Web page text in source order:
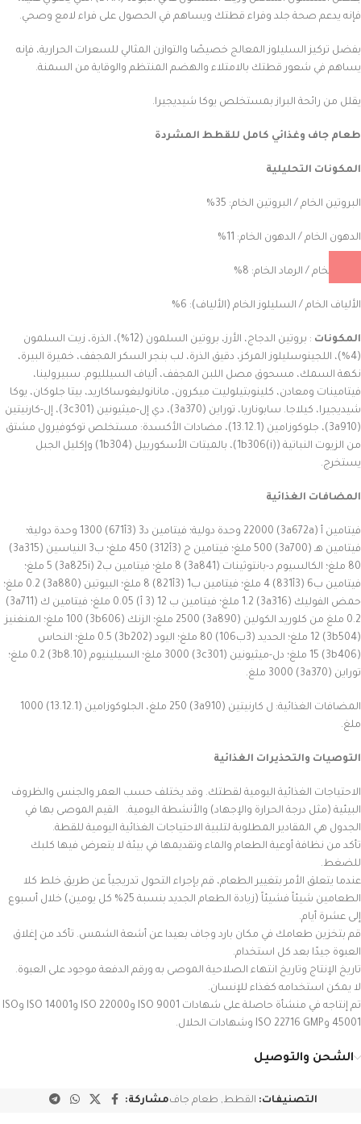
فإنه يدعم صحة جلد وفراء قطتك ويساهم في الحصول على فراء لامع وصحي.
بفضل تركيز السليلوز المعالج خصيصًا والتوازن المثالي للسعرات الحرارية، فإنه
يساهم في شعور قطتك بالامتلاء والهضم المنتظم والوقاية من السمنة.
يقلل من رائحة البراز بمستخلص يوكا شيديجيرا.
طعام جاف وغذائي كامل للقطط المشردة
المكونات التحليلية
البروتين الخام / البروتين الخام: 35%
الدهون الخام / الدهون الخام: 11%
الرماد الخام / الرماد الخام: 8%
الألياف الخام / السليلوز الخام (الألياف): 6%
المكونات
: بروتين الدجاج، الأرز، بروتين السلمون (12%)، الذرة، زيت السلمون
(4%)، اللجينوسليلوز المركز، دقيق الذرة، لب بنجر السكر المجفف، خميرة البيرة،
نكهة السمك، مسحوق مصل اللبن المجفف، ألياف السيلليوم. سبيرولينا،
فيتامينات ومعادن، كلينوبتيلوليت ميكرون، مانانوليغوساكاريد، بيتا جلوكان، يوكا
شيديجيرا، كيلاجا. سابوناريا، توراين (3a370)، دي إل-ميثيونين (3c301)، إل-كارنيتين
(3a910)، جلوكوزامين (13.12.1)، مضادات الأكسدة: مستخلص توكوفيرول مشتق
من الزيوت النباتية (1b306(i))، بالميتات الأسكوربيل (1b304) وإكليل الجبل
يستخرج.
المضافات الغذائية
فيتامين أ (3a672a) 22000 وحدة دولية؛ فيتامين د3 (3أ671) 1300 وحدة دولية؛
فيتامين هـ (3a700) 500 ملغ؛ فيتامين ج (3أ312) 450 ملغ؛ ب3 النياسين (3a315)
80 ملغ؛ الكالسيوم د-بانتوثينات (3a841) 8 ملغ؛ فيتامين ب2 (3a825i) 5 ملغ؛
فيتامين ب6 (3أ831) 4 ملغ؛ فيتامين ب1 (3أ821) 8 ملغ؛ البيوتين (3a880) 0.2 ملغ؛
حمض الفوليك (3a316) 1.2 ملغ؛ فيتامين ب 12 (3 أ) 0.05 ملغ؛ فيتامين ك (3a711)
0.2 ملغ من كلوريد الكولين (3a890) 2500 ملغ؛ الزنك (3b606) 100 ملغ؛ المنغنيز
(3b504) 12 ملغ؛ الحديد (3ب106) 80 ملغ؛ اليود (3b202) 0.5 ملغ؛ النحاس
(3b406) 15 ملغ؛ دل-ميثيونين (3c301) 3000 ملغ؛ السيلينيوم (3b8.10) 0.2 ملغ؛
توراين (3a370) 3000 ملغ.
المضافات الغذائية: ل كارنيتين (3a910) 250 ملغ، الجلوكوزامين (13.12.1) 1000
ملغ.
التوصيات والتحذيرات الغذائية
الاحتياجات الغذائية اليومية لقطتك. وقد يختلف حسب العمر والجنس والظروف
البيئية (مثل درجة الحرارة والإجهاد) والأنشطة اليومية. القيم الموصى بها في
الجدول هي المقادير المطلوبة لتلبية الاحتياجات الغذائية اليومية للقطة.
تأكد من نظافة أوعية الطعام والماء وتقديمها في بيئة لا يتعرض فيها كلبك
للضغط.
عندما يتعلق الأمر بتغيير الطعام، قم بإجراء التحول تدريجياً عن طريق خلط كلا
الطعامين شيئاً فشيئاً (زيادة الطعام الجديد بنسبة 25% كل يومين) خلال أسبوع
إلى عشرة أيام.
قم بتخزين طعامك في مكان بارد وجاف بعيدا عن أشعة الشمس. تأكد من إغلاق
العبوة جيدًا بعد كل استخدام.
تاريخ الإنتاج وتاريخ انتهاء الصلاحية الموصى به ورقم الدفعة موجود على العبوة.
لا يمكن استخدامه كغذاء للإنسان.
تم إنتاجه في منشأة حاصلة على شهادات ISO 9001 وISO 22000 وISO 14001 وISO
45001 وISO 22716 GMP وشهادات الحلال.
الشحن والتوصيل
التصنيفات: القطط, طعام جافمشاركة: